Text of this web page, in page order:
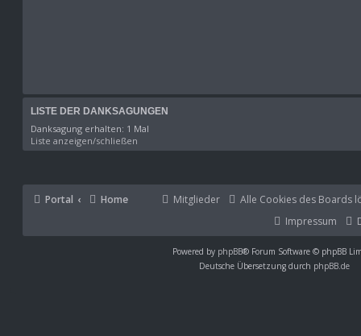
LISTE DER DANKSAGUNGEN
Danksagung erhalten: 1 Mal
Liste anzeigen/schließen
Portal Home Alle Cookies des Boards
Mitglieder
Impressum
Powered by phpBB® Forum Software © phpBB
Deutsche Übersetzung durch phpBB.de